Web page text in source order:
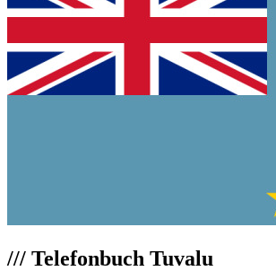
/// Telefonbuch Tuvalu